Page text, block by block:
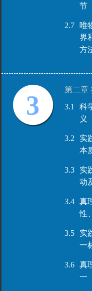
节
2.7
唯
界
方
3
第二章
3.1
科
义
3.2
实
本
3.3
实
动
3.4
真
性
3.5
实
一
3.6
真
一